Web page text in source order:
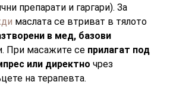
препарати и гаргари). За
маслата се втриват в тялото
в мед, базови
При масажите се прилагат под
или директночрез
на терапевта.